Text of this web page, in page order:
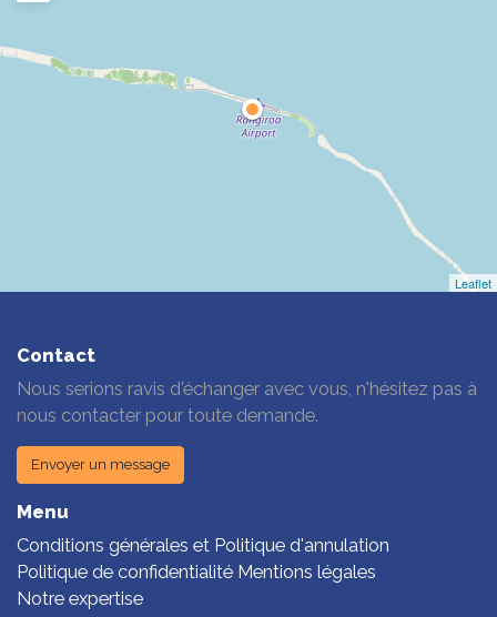
Leaflet
Contact
Nous serions ravis d'échanger avec vous, n'hésitez pas à
nous contacter pour toute demande.
Envoyer un message
Menu
Conditions générales et Politique d'annulation
Politique de confidentialité Mentions légales
Notre expertise